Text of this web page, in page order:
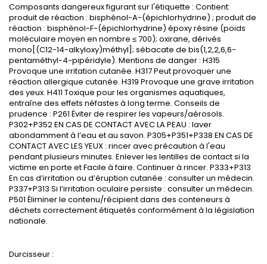
Composants dangereux figurant sur l'étiquette : Contient:
produit de réaction : bisphénol-A-(épichlorhydrine) ; produit de
réaction : bisphénol-F-(épichlorhydrine) époxy résine (poids
moléculaire moyen en nombre ≤700); oxirane, dérivés
mono[(C12-14-alkyloxy)méthyl]; sébacate de bis(1,2,2,6,6-
pentaméthyl-4-pipéridyle). Mentions de danger : H315
Provoque une irritation cutanée. H317 Peut provoquer une
réaction allergique cutanée. H319 Provoque une grave irritation
des yeux. H411 Toxique pour les organismes aquatiques,
entraîne des effets néfastes à long terme. Conseils de
prudence : P261 Éviter de respirer les vapeurs/aérosols.
P302+P352 EN CAS DE CONTACT AVEC LA PEAU : laver
abondamment à l’eau et au savon. P305+P351+P338 EN CAS DE
CONTACT AVEC LES YEUX : rincer avec précaution à l'eau
pendant plusieurs minutes. Enlever les lentilles de contact si la
victime en porte et Facile à faire. Continuer à rincer. P333+P313
En cas d’irritation ou d’éruption cutanée : consulter un médecin.
P337+P313 Si l’irritation oculaire persiste : consulter un médecin.
P501 Éliminer le contenu/récipient dans des conteneurs à
déchets correctement étiquetés conformément à la législation
nationale.
Durcisseur :